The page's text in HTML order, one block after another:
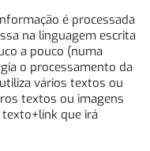
é processada
na linguagem escrita
a pouco (numa
o processamento da
vários textos ou
textos ou imagens
texto+link que irá